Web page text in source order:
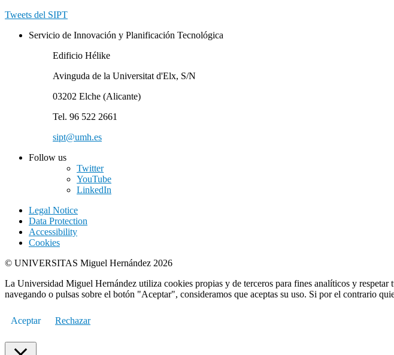
Tweets del SIPT
Servicio de Innovación y Planificación Tecnológica
Edificio Hélike
Avinguda de la Universitat d'Elx, S/N
03202 Elche (Alicante)
Tel. 96 522 2661
sipt@umh.es
Follow us
Twitter
YouTube
LinkedIn
Legal Notice
Data Protection
Accessibility
Cookies
© UNIVERSITAS Miguel Hernández 2026
La Universidad Miguel Hernández utiliza cookies propias y de terceros para fines analíticos y respetar
navegando o pulsas sobre el botón "Aceptar", consideramos que aceptas su uso. Si por el contrario
Aceptar Rechazar